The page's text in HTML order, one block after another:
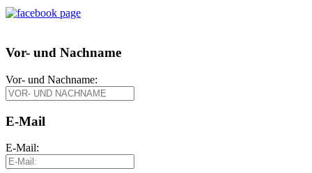
Vor- und Nachname
Vor- und Nachname:
E-Mail
E-Mail: